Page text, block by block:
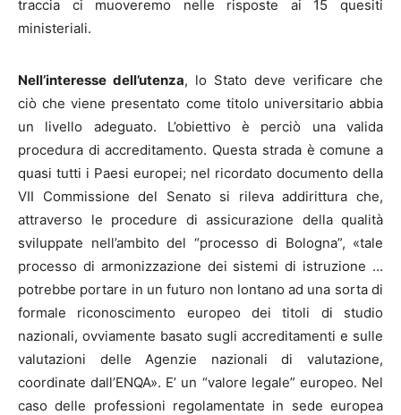
traccia ci muoveremo nelle risposte ai 15 quesiti
ministeriali.
Nell’interesse dell’utenza, lo Stato deve verificare che
ciò che viene presentato come titolo universitario abbia
un livello adeguato. L’obiettivo è perciò una valida
procedura di accreditamento. Questa strada è comune a
quasi tutti i Paesi europei; nel ricordato documento della
VII Commissione del Senato si rileva addirittura che,
attraverso le procedure di assicurazione della qualità
sviluppate nell’ambito del “processo di Bologna”, «tale
processo di armonizzazione dei sistemi di istruzione …
potrebbe portare in un futuro non lontano ad una sorta di
formale riconoscimento europeo dei titoli di studio
nazionali, ovviamente basato sugli accreditamenti e sulle
valutazioni delle Agenzie nazionali di valutazione,
coordinate dall’ENQA». E’ un “valore legale” europeo. Nel
caso delle professioni regolamentate in sede europea